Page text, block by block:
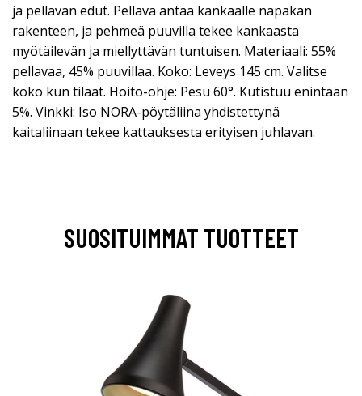
ja pellavan edut. Pellava antaa kankaalle napakan
rakenteen, ja pehmeä puuvilla tekee kankaasta
myötäilevän ja miellyttävän tuntuisen. Materiaali: 55%
pellavaa, 45% puuvillaa. Koko: Leveys 145 cm. Valitse
koko kun tilaat. Hoito-ohje: Pesu 60°. Kutistuu enintään
5%. Vinkki: Iso NORA-pöytäliina yhdistettynä
kaitaliinaan tekee kattauksesta erityisen juhlavan.
SUOSITUIMMAT TUOTTEET